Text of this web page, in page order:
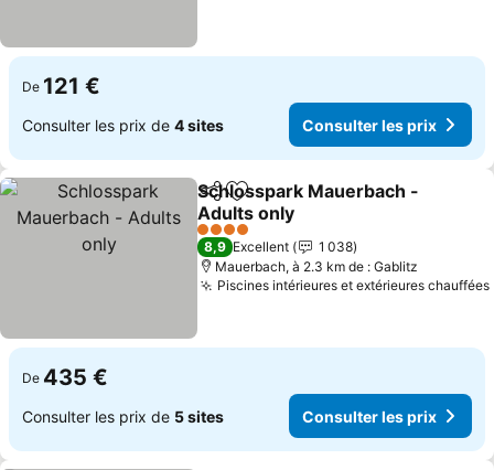
De 121 €
Consulter les prix de 4 sites Consulter les prix
PartagerAjouter à mes favoris
Schlosspark Mauerbach -
Adults only
Consulter les prix
4 Étoiles
8,9 Excellent
1 038
Mauerbach, à 2.3 km de : Gablitz
Piscines intérieures et extérieures chauffées
De 435 €
Consulter les prix de 5 sites Consulter les prix